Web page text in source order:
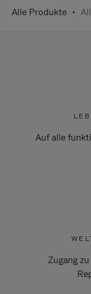
Alle Produkte
Auf alle
Zugang